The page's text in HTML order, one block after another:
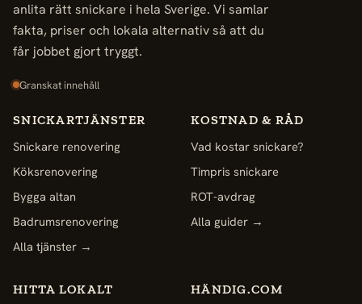
anlita rätt snickare i hela Sverige. Vi samlar
fakta, priser och lokala alternativ så att du
får jobbet gjort tryggt.
Granskat innehåll
SNICKARTJÄNSTER
Snickare renovering
Köksrenovering
Bygga altan
Badrumsrenovering
Alla tjänster →
KOSTNAD & RÅD
Vad kostar snickare?
Timpris snickare
ROT-avdrag
Alla guider →
HITTA LOKALT
HÄNDIG.COM